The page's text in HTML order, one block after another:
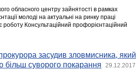
обласного центру зайнятості в рамках
молоді на актуальні на ринку праці
роботу Консультаційний профорієнтаційний
засудив зловмисника, який
більш суворого покарання
29.12.2017